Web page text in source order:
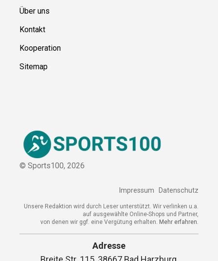
Über uns
Kontakt
Kooperation
Sitemap
© Sports100, 2026
Impressum Datenschutz
Unsere Redaktion wird durch Leser unterstützt. Wir verlinken u.a.
auf ausgewählte Online-Shops und Partner,
von denen wir ggf. eine Vergütung erhalten. Mehr erfahren.
Adresse